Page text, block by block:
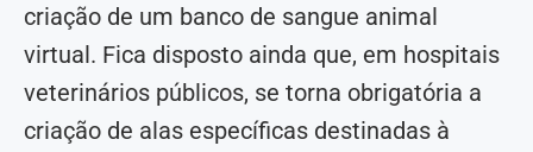
criação de um banco de sangue animal
virtual. Fica disposto ainda que, em hospitais
veterinários públicos, se torna obrigatória a
criação de alas específicas destinadas à